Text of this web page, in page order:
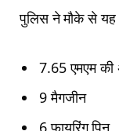
पुलिस ने मौके से यह
7.65 एमएम की
9 मैगजीन
6 फायरिंग पिन